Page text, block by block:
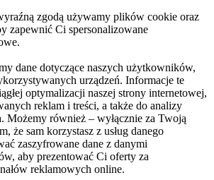
zgodą używamy plików cookie oraz
zapewnić Ci spersonalizowane
dane dotyczące naszych użytkowników,
urządzeń. Informacje te
optymalizacji naszej strony internetowej,
reklam i treści, a także do analizy
Możemy również – wyłącznie za Twoją
że sam korzystasz z usług danego
zaszyfrowane dane z danymi
aby prezentować Ci oferty za
reklamowych online.